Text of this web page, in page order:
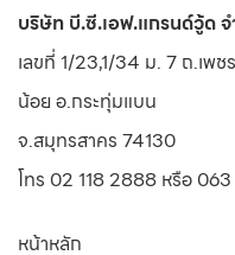
บริษัท บี.ซี.เอฟ.แกรนด์วู้ด
เลขที่ 1/23,1/34 ม. 7 ถ.เพ
น้อย อ.กระทุ่มแบน
จ.สมุทรสาคร 74130
โทร 02 118 2888 หรือ
หน้าหลัก